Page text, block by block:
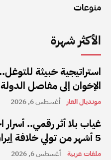
منوعات
الأكثر شهرة
استراتيجية خبيثة
الإخوان إلى مفاصل الدولة
مونديال العار أغسطس 6, 2026
غياب بلا أثر رقمي..
5 أشهر من تولي خلافة إيران
ملفات عربية أغسطس 6, 2026